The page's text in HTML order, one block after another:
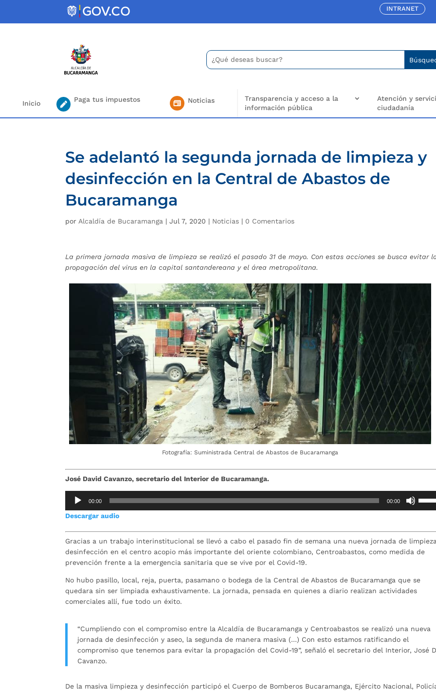
INTRANET
Buscar:
Search
for...
Inicio Paga tus impuestos Noticias
Transparencia y acceso a la
información pública
Atención y
ciudadanía
Se adelantó la segunda jornada de limpieza y
desinfección en la Central de Abastos de
Bucaramanga
por Alcaldía de Bucaramanga |Jul 7, 2020 | Noticias | 0 Comentarios
La primera jornada masiva de limpieza se realizó el pasado 31 de mayo. Con estas acciones se busca evitar
propagación del virus en la capital santandereana y el área metropolitana.
Fotografía: Suministrada Central de Abastos de Bucaramanga
José David Cavanzo, secretario del Interior de Bucaramanga.
Reproductor
audio
00:00 00:00
flecha
o
Descargar audio
Gracias a un trabajo interinstitucional se llevó a cabo el pasado fin de semana una nueva jornada de
desinfección en el centro acopio más importante del oriente colombiano, Centroabastos, como medida de
prevención frente a la emergencia sanitaria que se vive por el Covid-19.
No hubo pasillo, local, reja, puerta, pasamano o bodega de la Central de Abastos de Bucaramanga que se
quedara sin ser limpiada exhaustivamente. La jornada, pensada en quienes a diario realizan actividades
comerciales allí, fue todo un éxito.
“Cumpliendo con el compromiso entre la Alcaldía de Bucaramanga y Centroabastos se realizó una nueva
jornada de desinfección y aseo, la segunda de manera masiva (…) Con esto estamos ratificando el
compromiso que tenemos para evitar la propagación del Covid-19”, señaló el secretario del Interior, José
Cavanzo.
De la masiva limpieza y desinfección participó el Cuerpo de Bomberos Bucaramanga, Ejército Nacional,